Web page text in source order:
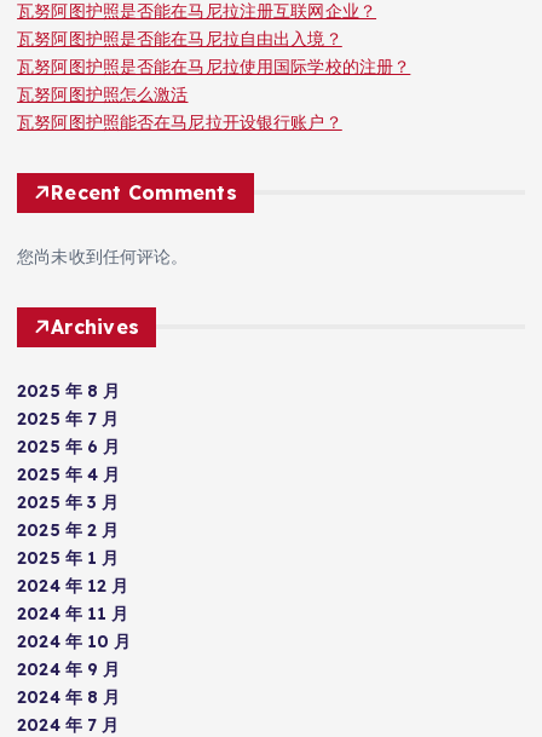
瓦努阿图护照是否能在马尼拉注册互联网企业？
瓦努阿图护照是否能在马尼拉自由出入境？
瓦努阿图护照是否能在马尼拉使用国际学校的注册？
瓦努阿图护照怎么激活
瓦努阿图护照能否在马尼拉开设银行账户？
Recent Comments
您尚未收到任何评论。
Archives
2025 年 8 月
2025 年 7 月
2025 年 6 月
2025 年 4 月
2025 年 3 月
2025 年 2 月
2025 年 1 月
2024 年 12 月
2024 年 11 月
2024 年 10 月
2024 年 9 月
2024 年 8 月
2024 年 7 月